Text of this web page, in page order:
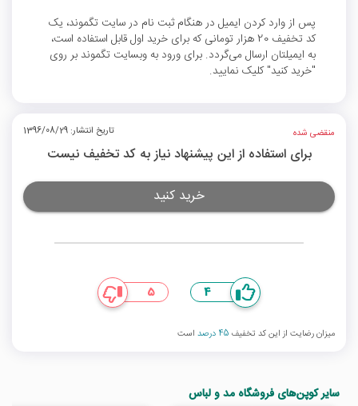
پس از وارد کردن ایمیل در هنگام ثبت نام در سایت تگموند، یک
کد تخفیف 20 هزار تومانی که برای خرید اول قابل استفاده است،
به ایمیلتان ارسال می‌گردد. برای ورود به وبسایت تگموند بر روی
"خرید کنید" کلیک نمایید.
منقضی شده تاریخ انتشار: 1396/08/29
برای استفاده از این پیشنهاد نیاز به کد تخفیف نیست
خرید کنید
4
5
میزان رضایت از این کد تخفیف 45 درصد است
سایر کوپن‌های فروشگاه مد و لباس